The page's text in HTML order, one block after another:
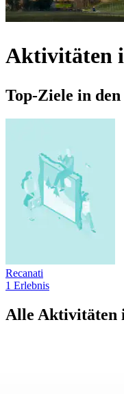
Aktivitäten
Top-Ziele in
Recanati
1 Erlebnis
Alle Aktivitäten